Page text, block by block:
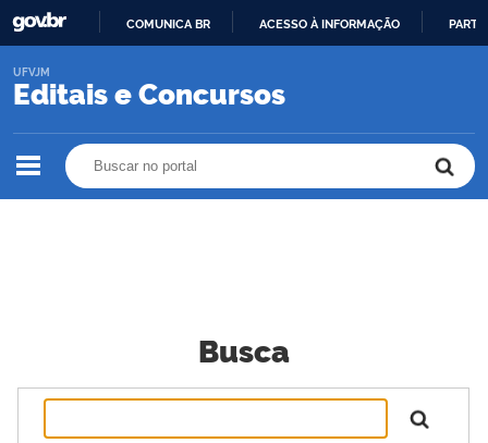
O
COMUNICA BR ACESSO À INFORMAÇÃO
Editais e Concursos
UFVJM
Busca